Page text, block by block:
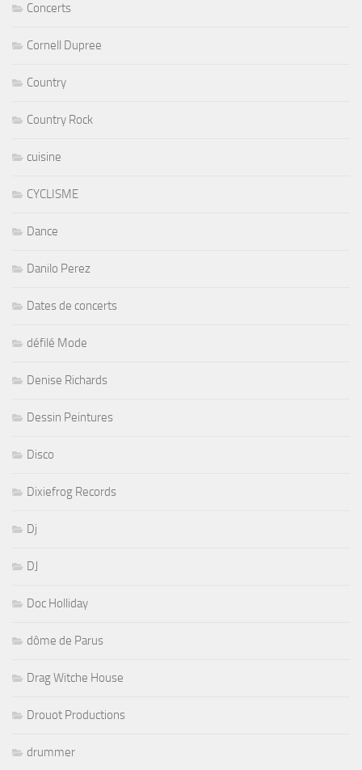
Concerts
Cornell Dupree
Country
Country Rock
cuisine
CYCLISME
Dance
Danilo Perez
Dates de concerts
défilé Mode
Denise Richards
Dessin Peintures
Disco
Dixiefrog Records
Dj
DJ
Doc Holliday
dôme de Parus
Drag Witche House
Drouot Productions
drummer